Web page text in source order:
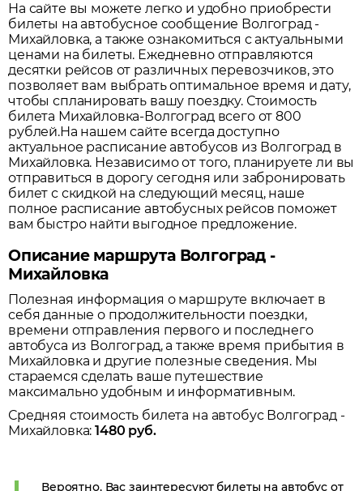
На сайте вы можете легко и удобно приобрести
билеты на автобусное сообщение Волгоград-
Михайловка, а также ознакомиться с актуальными
ценами на билеты. Ежедневно отправляются
десятки рейсов от различных перевозчиков, это
позволяет вам выбрать оптимальное время и дату,
чтобы спланировать вашу поездку. Стоимость
билета Михайловка-Волгоград всего от 800
рублей.На нашем сайте всегда доступно
актуальное расписание автобусов из Волгоградв
Михайловка. Независимо от того, планируете ли вы
отправиться в дорогу сегодня или забронировать
билет с скидкой на следующий месяц, наше
полное расписание автобусных рейсов поможет
вам быстро найти выгодное предложение.
Описание маршрута Волгоград -
Михайловка
Полезная информация о маршруте включает в
себя данные о продолжительности поездки,
времени отправления первого и последнего
автобуса из Волгоград, а также время прибытия в
Михайловка и другие полезные сведения. Мы
стараемся сделать ваше путешествие
максимально удобным и информативным.
Средняя стоимость билета на автобус Волгоград-
Михайловка: 1480 руб.
Вероятно, Вас заинтересуют билеты на автобус от